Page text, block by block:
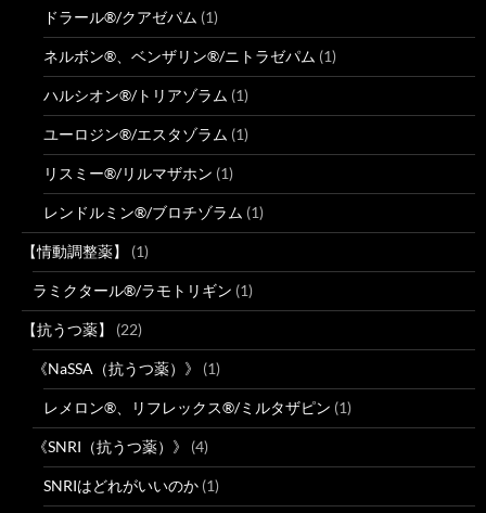
ドラール®/クアゼパム (1)
ネルボン®、ベンザリン®/ニトラゼパム (1)
ハルシオン®/トリアゾラム (1)
ユーロジン®/エスタゾラム (1)
リスミー®/リルマザホン (1)
レンドルミン®/ブロチゾラム (1)
【情動調整薬】 (1)
ラミクタール®/ラモトリギン (1)
【抗うつ薬】 (22)
《NaSSA（抗うつ薬）》 (1)
レメロン®、リフレックス®/ミルタザピン (1)
《SNRI（抗うつ薬）》 (4)
SNRIはどれがいいのか (1)